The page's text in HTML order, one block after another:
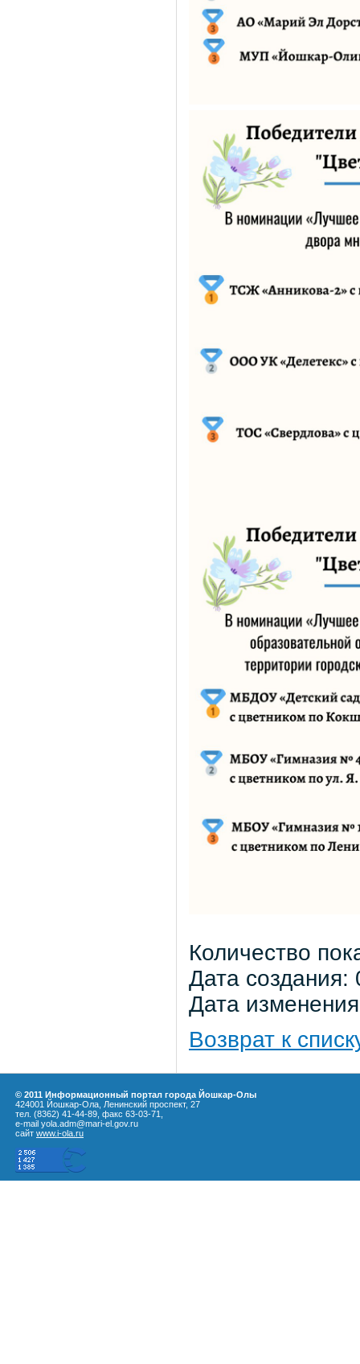
Количество
Дата
Дата
Возврат к
© 2011 Информационный портал города Йошкар-Олы
424001 Йошкар-Ола, Ленинский проспект, 27
тел. (8362) 41-44-89, факс 63-03-71,
e-mail yola.adm@mari-el.gov.ru
сайт www.i-ola.ru